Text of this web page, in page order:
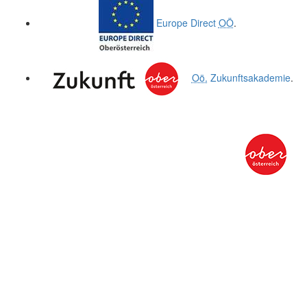
Europe Direct OÖ.
Oö. Zukunftsakademie.